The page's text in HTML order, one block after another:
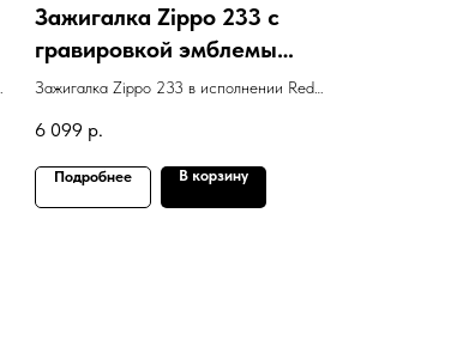
Зажигалка Zippo 233 с
гравировкой эмблемы
Спартака
Зажигалка Zippo 233 в исполнении Red
6 099 р.
Подробнее В корзину